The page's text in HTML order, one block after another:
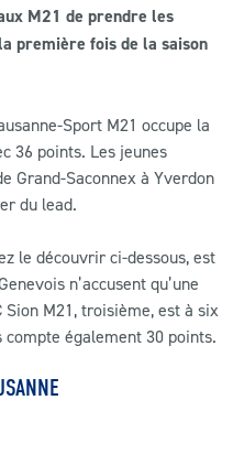
M21 de prendre les
première fois de la saison
Sport M21 occupe la
36 points. Les jeunes
Grand-Saconnex à Yverdon
du lead.
le découvrir ci-dessous, est
n’accusent qu’une
M21, troisième, est à six
également 30 points.